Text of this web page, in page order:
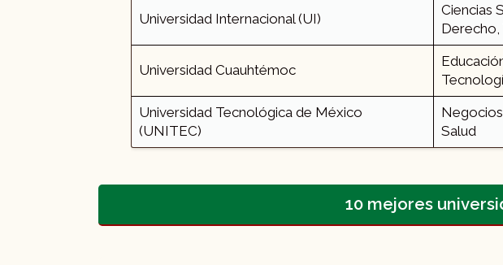
Universidad Internacional (UI)
Ciencias
Universidad Cuauhtémoc
Universidad Tecnológica de México
(UNITEC)
Salud
10 mejores